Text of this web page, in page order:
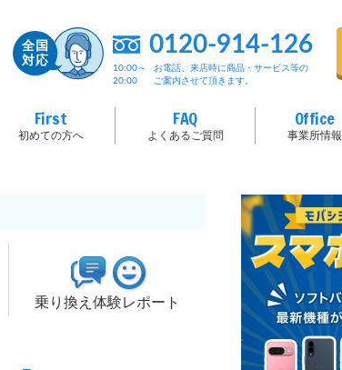
0120-914-126
10:00～
20:00
お電話、来店時に商品・サービス等の
ご案内させて頂きます。
First
初めての方へ
FAQ
よくあるご質問
Office
事業所情報
乗り換え体験レポート